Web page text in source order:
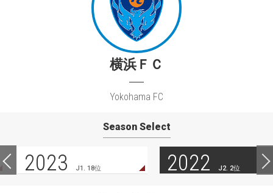
横浜ＦＣ
Yokohama FC
Season Select
2023 J1. 18位 2022 J2. 2位